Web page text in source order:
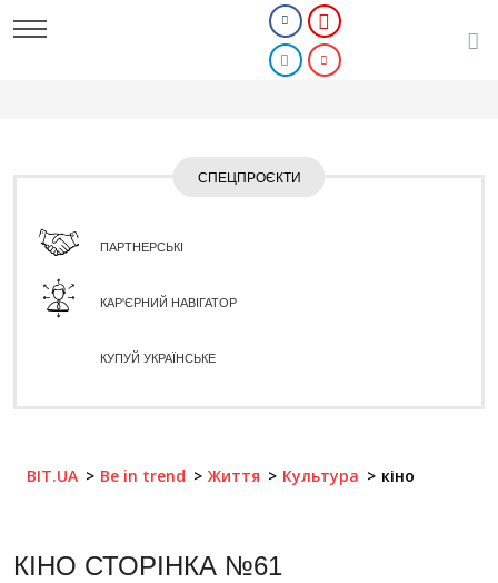
СПЕЦПРОЄКТИ
ПАРТНЕРСЬКІ
КАР'ЄРНИЙ НАВІГАТОР
КУПУЙ УКРАЇНСЬКЕ
BIT.UA Be in trend Життя Культура кіно
КІНО СТОРІНКА №61